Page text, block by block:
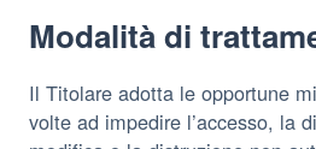
Modalità di
Il Titolare adotta le opportune
volte ad impedire l’accesso, la